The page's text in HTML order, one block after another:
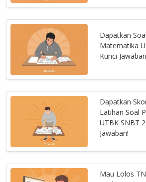
Dapatkan
Matematika
Kunci
Dapatkan
Latihan Soal
UTBK SNBT
Jawaban!
Mau Lolos